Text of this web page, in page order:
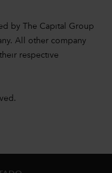
by The Capital Group
All other company
respective